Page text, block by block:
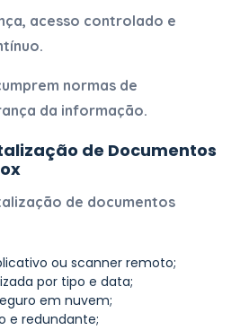
acesso controlado e
normas de
da informação.
de Documentos
de documentos
ou scanner remoto;
por tipo e data;
em nuvem;
e redundante;